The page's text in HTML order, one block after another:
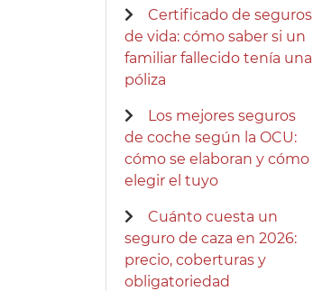
Certificado de seguros
de vida: cómo saber si un
familiar fallecido tenía una
póliza
Los mejores seguros
de coche según la OCU:
cómo se elaboran y cómo
elegir el tuyo
Cuánto cuesta un
seguro de caza en 2026:
precio, coberturas y
obligatoriedad